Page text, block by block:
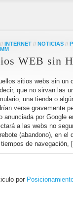
// INTERNET // NOTICIAS //
WEB sin
sitios webs sin un
que no sirvan las
una tienda o
verse gravemente
anunciada por Google
a las webs no
(abandono), en el
tiempos de
por